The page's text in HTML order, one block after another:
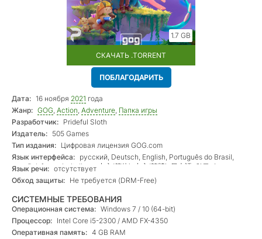
1.7 GB
СКАЧАТЬ .TORRENT
ПОБЛАГОДАРИТЬ
Дата: 16 ноября 2021 года
Жанр: GOG, Action, Adventure, Папка игры
Разработчик: Prideful Sloth
Издатель: 505 Games
Тип издания: Цифровая лицензия GOG.com
Язык интерфейса: русский, Deutsch, English, Português do Brasil,
español, français, italiano, 中文(简体), 中文(繁體), 日本語, 한국어
Язык речи: отсутствует
Обход защиты: Не требуется (DRM-Free)
СИСТЕМНЫЕ ТРЕБОВАНИЯ
Операционная система: Windows 7 / 10 (64-bit)
Процессор: Intel Core i5-2300 / AMD FX-4350
Оперативная память: 4 GB RAM